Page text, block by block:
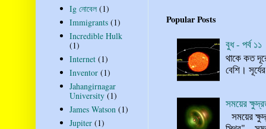
Popular Posts
বুধ - পর্ব ১১
থাকে কত
বেশি।
সময়ের
সময়ের
Ig নোবেল (1)
Immigrants (1)
Incredible Hulk
(1)
Internet (1)
Inventor (1)
Jahangirnagar
University (1)
James Watson (1)
Jupiter (1)